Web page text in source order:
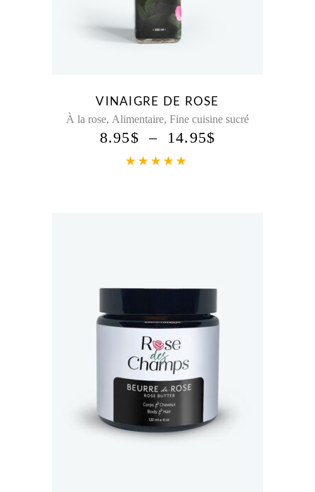
VINAIGRE DE ROSE
À la rose, Alimentaire, Fine cuisine sucré
8.95$ – 14.95$